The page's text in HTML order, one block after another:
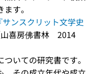
す。
サンスクリット文学史
山喜房佛書林 2014
いての研究書です。